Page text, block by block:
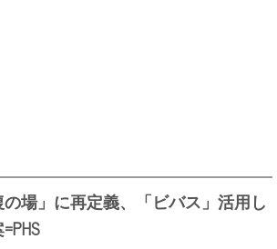
場」に再定義、「ビバス」活用し